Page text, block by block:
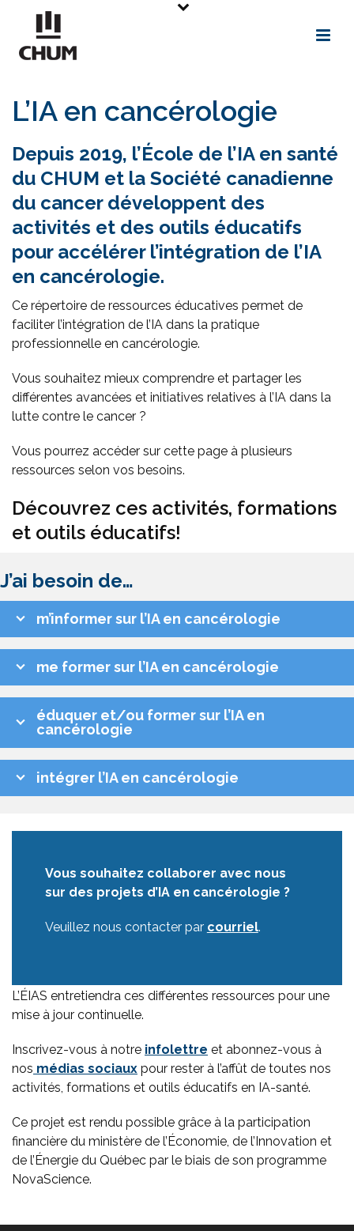
L’IA en cancérologie
Depuis 2019, l’École de l’IA en santé
du CHUM et la Société canadienne
du cancer développent des
activités et des outils éducatifs
pour accélérer l’intégration de l’IA
en cancérologie.
Ce répertoire de ressources éducatives permet de
faciliter l’intégration de l’IA dans la pratique
professionnelle en cancérologie.
Vous souhaitez mieux comprendre et partager les
différentes avancées et initiatives relatives à l’IA dans la
lutte contre le cancer ?
Vous pourrez accéder sur cette page à plusieurs
ressources selon vos besoins.
Découvrez ces activités, formations
et outils éducatifs!
J’ai besoin de…
m’informer sur l’IA en cancérologie
me former sur l’IA en cancérologie
éduquer et/ou former sur l’IA en
cancérologie
intégrer l’IA en cancérologie
Vous souhaitez collaborer avec nous
sur des projets d’IA en cancérologie ?
Veuillez nous contacter par courriel.
L’ÉIAS entretiendra ces différentes ressources pour une
mise à jour continuelle.
Inscrivez-vous à notre infolettre et abonnez-vous à
nos médias sociaux pour rester à l’affût de toutes nos
activités, formations et outils éducatifs en IA-santé.
Ce projet est rendu possible grâce à la participation
financière du ministère de l’Économie, de l’Innovation et
de l’Énergie du Québec par le biais de son programme
NovaScience.